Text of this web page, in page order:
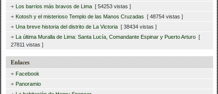
Los barrios más bravos de Lima [ 54253 vistas ]
Kotosh y el misterioso Templo de las Manos Cruzadas [ 48754 vistas ]
Una breve historia del distrito de La Victoria [ 38434 vistas ]
La última Muralla de Lima: Santa Lucía, Comandante Espinar y Puerto Arturo [
27811 vistas ]
Enlaces
Facebook
Panoramio